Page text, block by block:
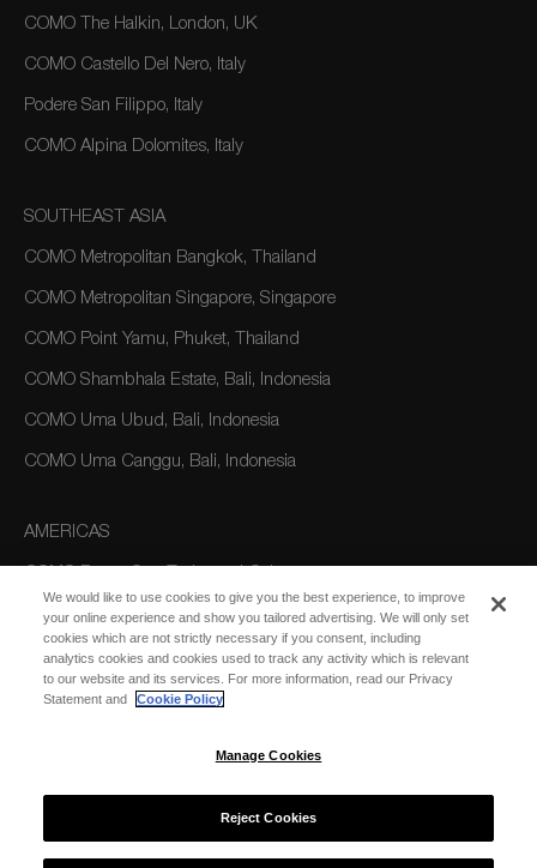
COMO The Halkin, London, UK
COMO Castello Del Nero, Italy
Podere San Filippo, Italy
COMO Alpina Dolomites, Italy
SOUTHEAST ASIA
COMO Metropolitan Bangkok, Thailand
COMO Metropolitan Singapore, Singapore
COMO Point Yamu, Phuket, Thailand
COMO Shambhala Estate, Bali, Indonesia
COMO Uma Ubud, Bali, Indonesia
COMO Uma Canggu, Bali, Indonesia
AMERICAS
AUSTRALIA/OCEANIA
COMO The Treasury, Perth
We would like to use cookies to give you the best experience, to improve
your online experience and show you tailored advertising. We will only set
cookies which are not strictly necessary if you consent, including
analytics cookies and cookies used to track any activity which is relevant
to our website and its services. For more information, read our Privacy
Statement and
Cookie Policy
Manage Cookies
Reject Cookies